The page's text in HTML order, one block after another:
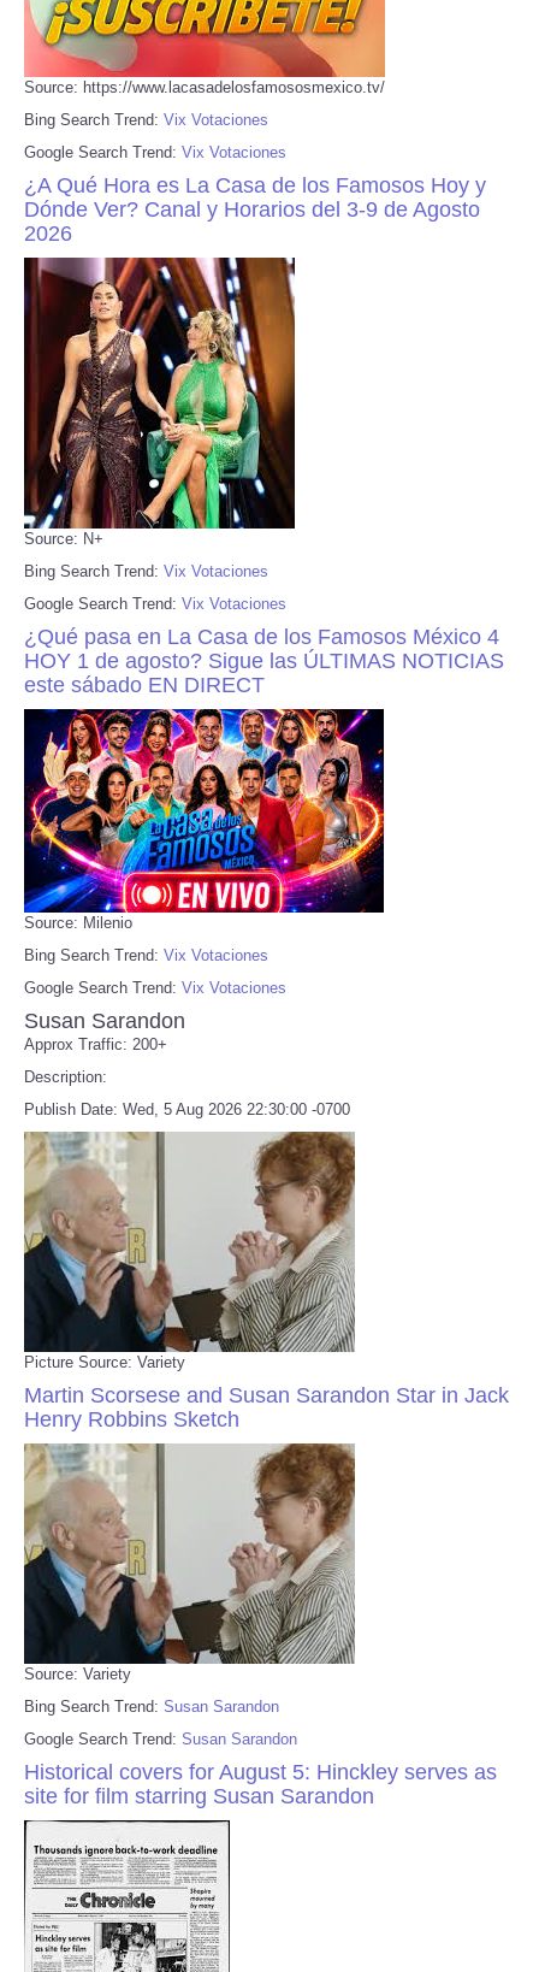
Source: https://www.lacasadelosfamososmexico.tv/
Bing Search Trend: Vix Votaciones
Google Search Trend: Vix Votaciones
¿A Qué Hora es La Casa de los Famosos Hoy y
Dónde Ver? Canal y Horarios del 3-9 de Agosto
2026
Source: N+
Bing Search Trend: Vix Votaciones
Google Search Trend: Vix Votaciones
¿Qué pasa en La Casa de los Famosos México 4
HOY 1 de agosto? Sigue las ÚLTIMAS NOTICIAS
este sábado EN DIRECT
Source: Milenio
Bing Search Trend: Vix Votaciones
Google Search Trend: Vix Votaciones
Susan Sarandon
Approx Traffic: 200+
Description:
Publish Date: Wed, 5 Aug 2026 22:30:00 -0700
Picture Source: Variety
Martin Scorsese and Susan Sarandon Star in Jack
Henry Robbins Sketch
Source: Variety
Bing Search Trend: Susan Sarandon
Google Search Trend: Susan Sarandon
Historical covers for August 5: Hinckley serves as
site for film starring Susan Sarandon